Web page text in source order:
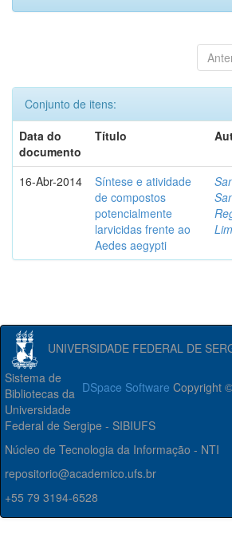
Conjunto de itens:
Data do
documento
Título
16-Abr-2014
Síntese e atividade
de compostos
potencialmente
larvicidas frente ao
Aedes aegypti
UNIVERSIDADE FEDERAL DE
DSpace Software Copyright
Sistema de
Bibliotecas da
Universidade
Federal de Sergipe - SIBIUFS
Núcleo de Tecnologia da Informação - NTI
repositorio@academico.ufs.br
+55 79 3194-6528